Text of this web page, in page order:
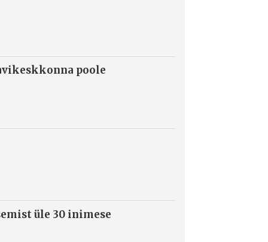
poole
üle 30 inimese